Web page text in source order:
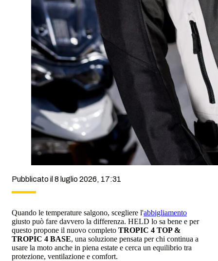
Pubblicato il 8 luglio 2026, 17:31
Quando le temperature salgono, scegliere l'abbigliamento
giusto può fare davvero la differenza. HELD lo sa bene e per
questo propone il nuovo completo TROPIC 4 TOP &
TROPIC 4 BASE, una soluzione pensata per chi continua a
usare la moto anche in piena estate e cerca un equilibrio tra
protezione, ventilazione e comfort.